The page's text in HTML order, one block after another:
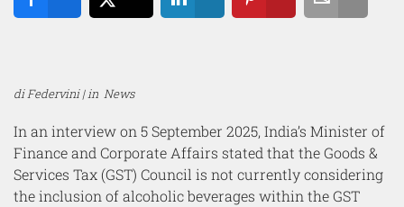
di Federvini | in News
In an interview on 5 September 2025, India’s Minister of
Finance and Corporate Affairs stated that the Goods &
Services Tax (GST) Council is not currently considering
the inclusion of alcoholic beverages within the GST